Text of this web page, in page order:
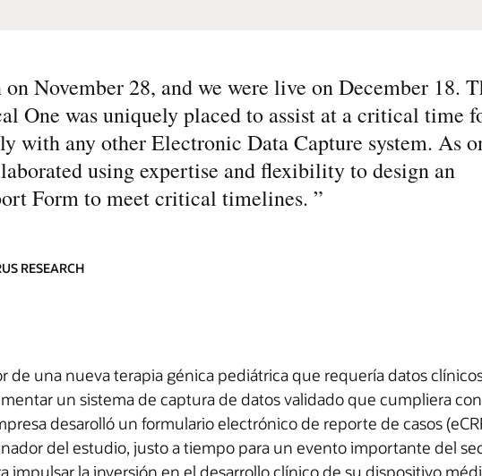
November 28, and we were live on December 18.
One was uniquely placed to assist at a critical time
with any other Electronic Data Capture system. As
using expertise and flexibility to design an
Form to meet critical timelines. ”
RESEARCH
una nueva terapia génica pediátrica que requería datos
un sistema de captura de datos validado que cumpliera
desarolló un formulario electrónico de reporte de casos
del estudio, justo a tiempo para un evento importante del
impulsar la inversión en el desarrollo clínico de su dispositivo